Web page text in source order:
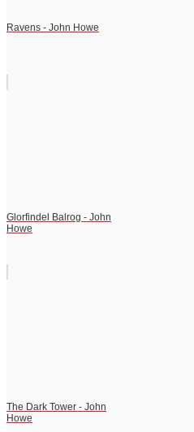
Ravens - John Howe
Glorfindel Balrog - John
Howe
The Dark Tower - John
Howe